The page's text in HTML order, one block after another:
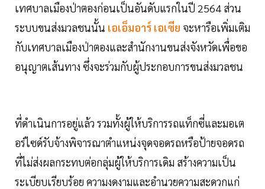
เทศบาลเมืองป่าตองก่อนเป็นอันดับแรกในปี 2564 ส่วน
ระบบขนส่งมวลชนนั้น เอเอ็มอาร์ เอเซีย จะหารือเพิ่มเติม
กับเทศบาลเมืองป่าตองและสำนักงานขนส่งจังหวัดเพื่อขอ
อนุญาตเส้นทาง ซึ่งจะร่วมกับผู้ประกอบการขนส่งมวลชน
ที่ดำเนินการอยู่แล้ว รวมทั้งผู้ให้บริการรถแท็กซี่และมอเต
อร์ไซด์รับจ้างพิจารณาตำแหน่งจุดจอดรถหรือป้ายจอดรถ
ที่ไม่ส่งผลกระทบต่อกลุ่มผู้ให้บริการเดิม สร้างความเป็น
ระเบียบเรียบร้อย ความงดงามและอำนวยความสะดวกแก่